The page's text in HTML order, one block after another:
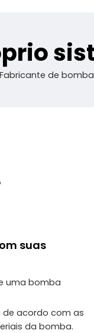
de
suas
uma bomba
de acordo com as
da bomba.